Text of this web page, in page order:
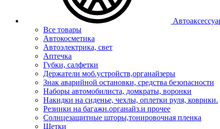
Все товары
Автокосметика
Автоэлектрика, свет
Аптечка
Губки, салфетки
Держатели моб.устройств,органайзеры
Знак аварийной остановки, средства безопасности
Наборы автомобилиста, домкраты, воронки
Накидки на сиденье, чехлы, оплетки руля, коврики.
Резинки на багажн.органайз.и прочее
Солнцезащитные шторы,тонировочная пленка
Щетки